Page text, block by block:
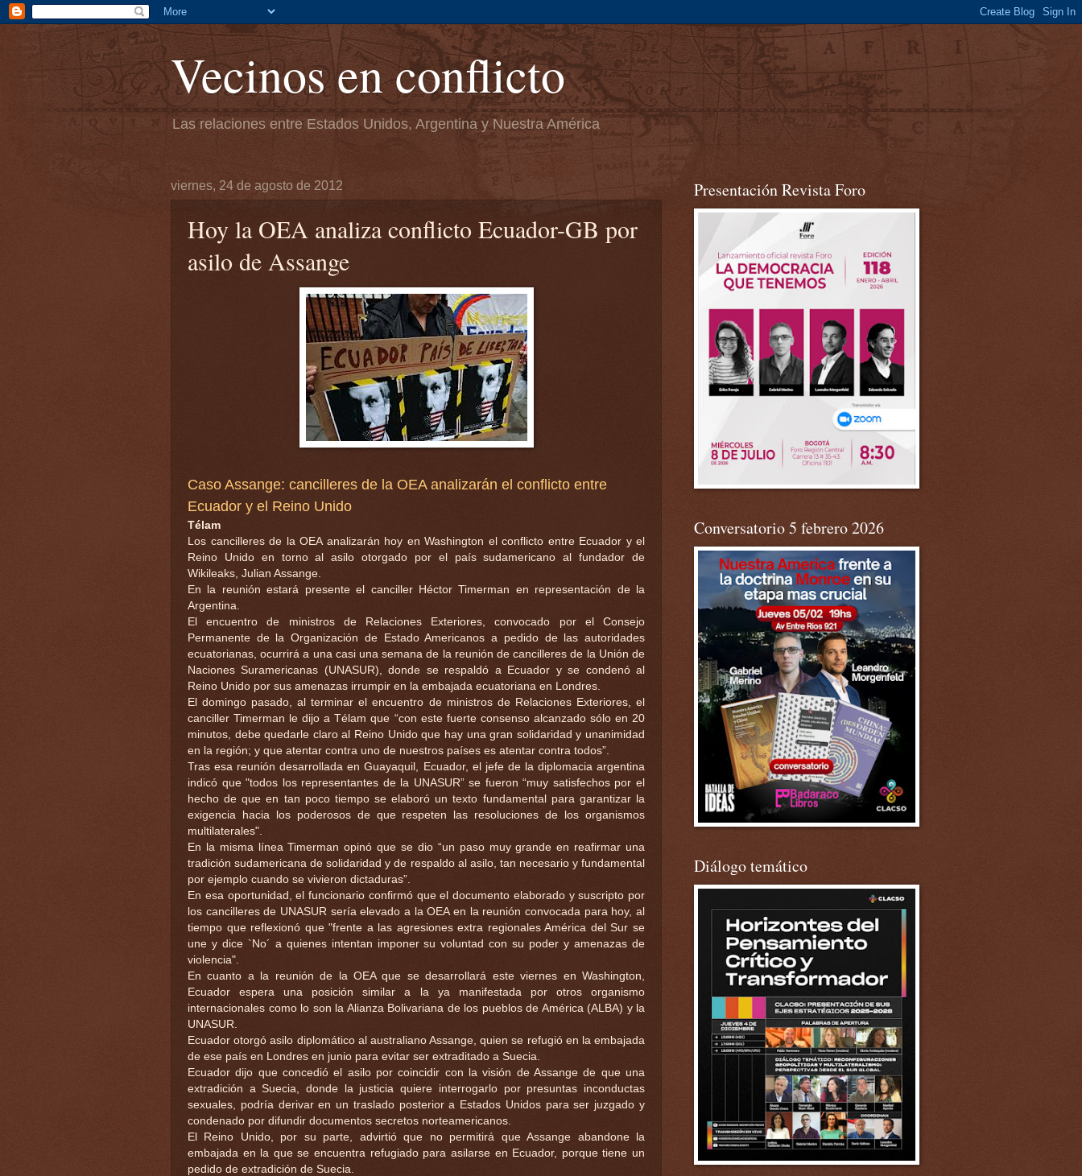
Vecinos en conflicto
Las relaciones entre Estados Unidos, Argentina y Nuestra América
viernes, 24 de agosto de 2012
Hoy la OEA analiza conflicto Ecuador-GB por
asilo de Assange
Caso Assange: cancilleres de la OEA analizarán el conflicto entre
Ecuador y el Reino Unido
Télam
Los cancilleres de la OEA analizarán hoy en Washington el conflicto entre Ecuador y el
Reino Unido en torno al asilo otorgado por el país sudamericano al fundador de
Wikileaks, Julian Assange.
En la reunión estará presente el canciller Héctor Timerman en representación de la
Argentina.
El encuentro de ministros de Relaciones Exteriores, convocado por el Consejo
Permanente de la Organización de Estado Americanos a pedido de las autoridades
ecuatorianas, ocurrirá a una casi una semana de la reunión de cancilleres de la Unión de
Naciones Suramericanas (UNASUR), donde se respaldó a Ecuador y se condenó al
Reino Unido por sus amenazas irrumpir en la embajada ecuatoriana en Londres.
El domingo pasado, al terminar el encuentro de ministros de Relaciones Exteriores, el
canciller Timerman le dijo a Télam que “con este fuerte consenso alcanzado sólo en 20
minutos, debe quedarle claro al Reino Unido que hay una gran solidaridad y unanimidad
en la región; y que atentar contra uno de nuestros países es atentar contra todos”.
Tras esa reunión desarrollada en Guayaquil, Ecuador, el jefe de la diplomacia argentina
indicó que "todos los representantes de la UNASUR” se fueron “muy satisfechos por el
hecho de que en tan poco tiempo se elaboró un texto fundamental para garantizar la
exigencia hacia los poderosos de que respeten las resoluciones de los organismos
multilaterales".
En la misma línea Timerman opinó que se dio “un paso muy grande en reafirmar una
tradición sudamericana de solidaridad y de respaldo al asilo, tan necesario y fundamental
por ejemplo cuando se vivieron dictaduras”.
En esa oportunidad, el funcionario confirmó que el documento elaborado y suscripto por
los cancilleres de UNASUR sería elevado a la OEA en la reunión convocada para hoy, al
tiempo que reflexionó que "frente a las agresiones extra regionales América del Sur se
une y dice `No´ a quienes intentan imponer su voluntad con su poder y amenazas de
violencia".
En cuanto a la reunión de la OEA que se desarrollará este viernes en Washington,
Ecuador espera una posición similar a la ya manifestada por otros organismo
internacionales como lo son la Alianza Bolivariana de los pueblos de América (ALBA) y la
UNASUR.
Ecuador otorgó asilo diplomático al australiano Assange, quien se refugió en la embajada
de ese país en Londres en junio para evitar ser extraditado a Suecia.
Ecuador dijo que concedió el asilo por coincidir con la visión de Assange de que una
extradición a Suecia, donde la justicia quiere interrogarlo por presuntas inconductas
sexuales, podría derivar en un traslado posterior a Estados Unidos para ser juzgado y
condenado por difundir documentos secretos norteamericanos.
El Reino Unido, por su parte, advirtió que no permitirá que Assange abandone la
embajada en la que se encuentra refugiado para asilarse en Ecuador, porque tiene un
pedido de extradición de Suecia.
Presentación Revista Foro
Conversatorio 5 febrero 2026
Diálogo temático